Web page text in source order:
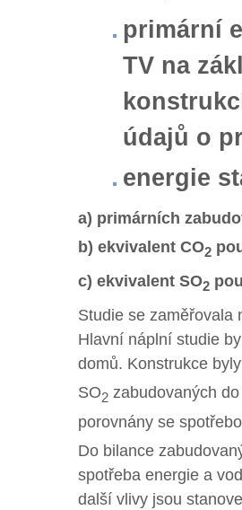
primární
TV na
údajů o
energie
a) primárních
b) ekvivalent CO2
c) ekvivalent SO2
Studie se zaměřovala
Hlavní náplní studie
domů. Konstrukce
SO2 zabudovaných
porovnány se
Do bilance
spotřeba energie a
další vlivy jsou